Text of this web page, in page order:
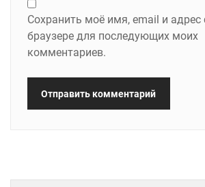
Сохранить моё имя, email и адрес
браузере для последующих моих
комментариев.